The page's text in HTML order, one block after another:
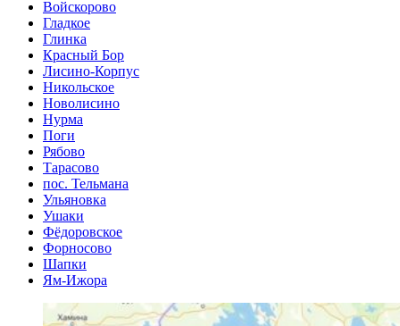
Войскорово
Гладкое
Глинка
Красный Бор
Лисино-Корпус
Никольское
Новолисино
Нурма
Поги
Рябово
Тарасово
пос. Тельмана
Ульяновка
Ушаки
Фёдоровское
Форносово
Шапки
Ям-Ижора